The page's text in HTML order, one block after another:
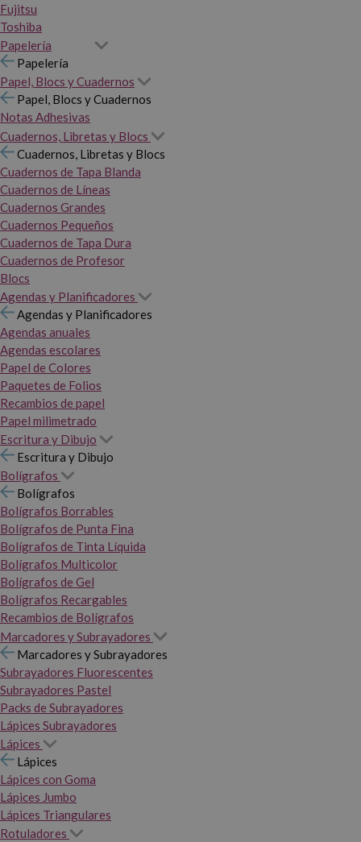
Fujitsu
Toshiba
Papelería
Papelería
Papel, Blocs y Cuadernos
Papel, Blocs y Cuadernos
Notas Adhesivas
Cuadernos, Libretas y Blocs
Cuadernos, Libretas y Blocs
Cuadernos de Tapa Blanda
Cuadernos de Líneas
Cuadernos Grandes
Cuadernos Pequeños
Cuadernos de Tapa Dura
Cuadernos de Profesor
Blocs
Agendas y Planificadores
Agendas y Planificadores
Agendas anuales
Agendas escolares
Papel de Colores
Paquetes de Folios
Recambios de papel
Papel milimetrado
Escritura y Dibujo
Escritura y Dibujo
Bolígrafos
Bolígrafos
Bolígrafos Borrables
Bolígrafos de Punta Fina
Bolígrafos de Tinta Líquida
Bolígrafos Multicolor
Bolígrafos de Gel
Bolígrafos Recargables
Recambios de Bolígrafos
Marcadores y Subrayadores
Marcadores y Subrayadores
Subrayadores Fluorescentes
Subrayadores Pastel
Packs de Subrayadores
Lápices Subrayadores
Lápices
Lápices
Lápices con Goma
Lápices Jumbo
Lápices Triangulares
Rotuladores